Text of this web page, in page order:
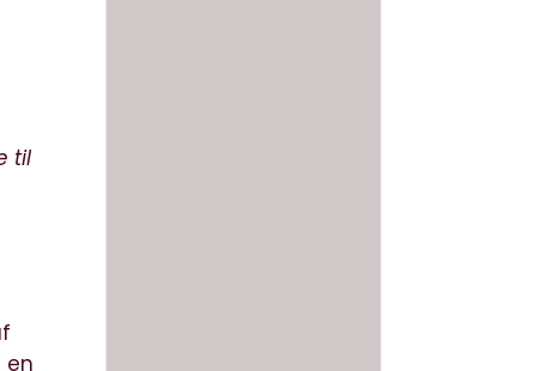
til
en